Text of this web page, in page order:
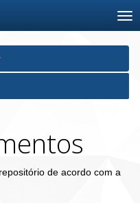
de acordo com a